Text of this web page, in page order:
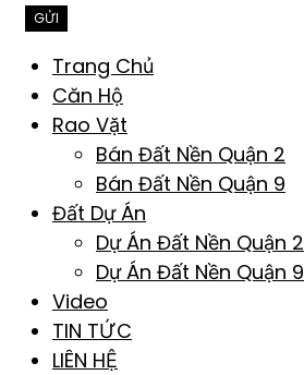
Trang Chủ
Căn Hộ
Rao Vặt
Bán Đất Nền Quận 2
Bán Đất Nền Quận 9
Đất Dự Án
Dự Án Đất Nền Quận 2
Dự Án Đất Nền Quận 9
Video
TIN TỨC
LIÊN HỆ